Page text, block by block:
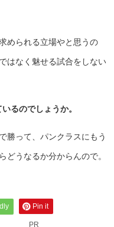
められる立場やと思うの
はなく魅せる試合をしない
るのでしょうか。
勝って、パンクラスにもう
うなるか分からんので。
Pin it
PR